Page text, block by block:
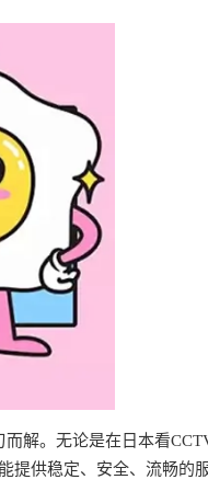
解。无论是在日本看
提供稳定、安全、流畅的服